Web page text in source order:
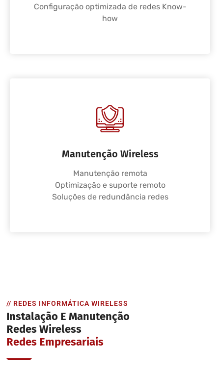
Configuração optimizada de redes Know-
how
Manutenção Wireless
Manutenção remota
Optimização e suporte remoto
Soluções de redundância redes
// REDES INFORMÁTICA WIRELESS
Instalação E Manutenção
Redes Wireless
Redes Empresariais